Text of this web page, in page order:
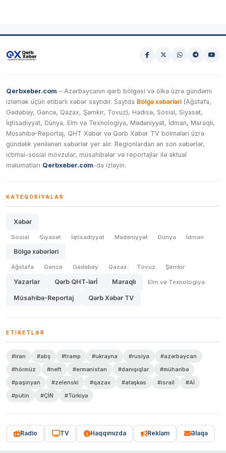
Qerbxeber.com – Azərbaycanın qərb bölgəsi və ölkə üzrə gündəmi
izləmək üçün etibarlı xəbər saytıdır. Saytda Bölgə xəbərləri (Ağstafa,
Gədəbəy, Gəncə, Qazax, Şəmkir, Tovuz), Hadisə, Sosial, Siyasət,
İqtisadiyyat, Dünya, Elm və Texnologiya, Mədəniyyət, İdman, Maraqlı,
Müsahibə-Reportaj, QHT Xəbər və Qərb Xəbər TV bölmələri üzrə
gündəlik yenilənən xəbərlər yer alır. Regionlardan ən son xəbərlər,
ictimai-sosial mövzular, müsahibələr və reportajlar ilə aktual
məlumatları Qerbxeber.com-da izləyin.
KATEQORIYALAR
Xəbər
Sosial Siyasət İqtisadiyyat Mədəniyyət Dünya İdman
Bölgə xəbərləri
Ağstafa Gəncə Gədəbəy Qazax Tovuz Şəmkir
Yazarlar Qərb QHT-lərİ Maraqlı Elm və Texnologiya
Müsahibə-Reportaj Qərb Xəbər TV
ETIKETLƏR
#iran #abş #tramp #ukrayna #rusiya
#azərbaycan
#hörmüz
#neft #ermənistan #danışıqlar
#müharibə
#paşinyan
#zelenski #qazax #atəşkəs #israil
#Aİ
#putin
#ÇİN #Türkiyə
Radio TV Haqqımızda Reklam Əlaqə